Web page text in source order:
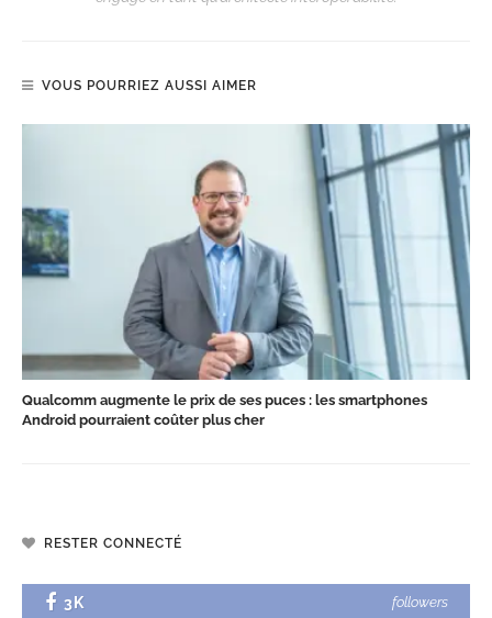
VOUS POURRIEZ AUSSI AIMER
Qualcomm augmente le prix de ses puces : les smartphones
Android pourraient coûter plus cher
RESTER CONNECTÉ
3K followers